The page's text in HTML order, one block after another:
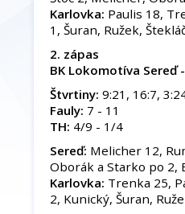
Karlovka: Paulis 18,
1, Šuran, Ružek,
2. zápas
BK Lokomotíva Sereď
Štvrtiny: 9:21, 16:7,
Fauly: 7 - 11
TH: 4/9 - 1/4
Sereď: Melicher 12,
Oborák a Starko po 2,
Karlovka: Trenka 25,
2, Kunický, Šuran,